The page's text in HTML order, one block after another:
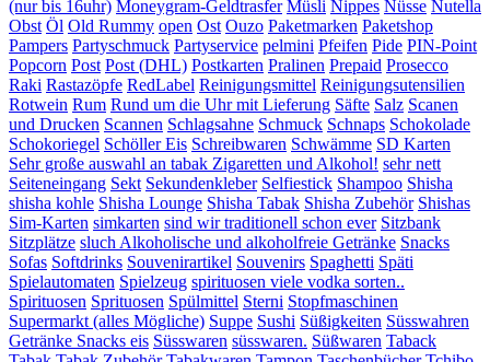
(nur bis 16uhr) Moneygram-Geldtrasfer Müsli Nippes Nüsse Nutella
Obst Öl Old Rummy open Ost Ouzo Paketmarken Paketshop
Pampers Partyschmuck Partyservice pelmini Pfeifen Pide PIN-Point
Popcorn Post Post (DHL) Postkarten Pralinen Prepaid Prosecco
Raki Rastazöpfe RedLabel Reinigungsmittel Reinigungsutensilien
Rotwein Rum Rund um die Uhr mit Lieferung Säfte Salz Scanen
und Drucken Scannen Schlagsahne Schmuck Schnaps Schokolade
Schokoriegel Schöller Eis Schreibwaren Schwämme SD Karten
Sehr große auswahl an tabak Zigaretten und Alkohol! sehr nett
Seiteneingang Sekt Sekundenkleber Selfiestick Shampoo Shisha
shisha kohle Shisha Lounge Shisha Tabak Shisha Zubehör Shishas
Sim-Karten simkarten sind wir traditionell schon ever Sitzbank
Sitzplätze sluch Alkoholische und alkoholfreie Getränke Snacks
Sofas Softdrinks Souvenirartikel Souvenirs Spaghetti Späti
Spielautomaten Spielzeug spirituosen viele vodka sorten..
Spirituosen Sprituosen Spülmittel Sterni Stopfmaschinen
Supermarkt (alles Mögliche) Suppe Sushi Süßigkeiten Süsswahren
Getränke Snacks eis Süsswaren süsswaren. Süßwaren Taback